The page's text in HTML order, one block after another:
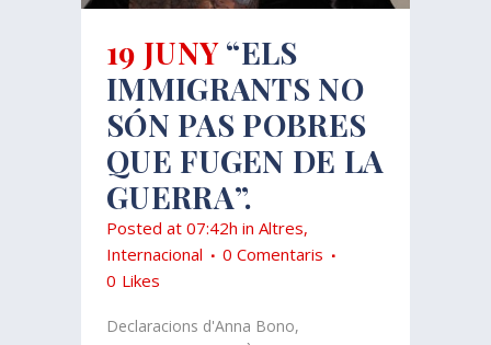
19 JUNY “ELS
IMMIGRANTS NO
SÓN PAS POBRES
QUE FUGEN DE LA
GUERRA”.
Posted at 07:42h in Altres,
Internacional
0 Comentaris
0 Likes
Declaracions d'Anna Bono,